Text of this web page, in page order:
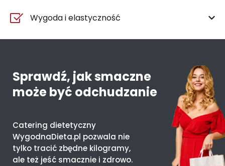
Wygoda i elastyczność
Sprawdź, jak smaczne
może być odchudzanie
Catering dietetyczny
WygodnaDieta.pl pozwala nie
tylko tracić zbędne kilogramy,
ale też jeść smacznie i zdrowo.